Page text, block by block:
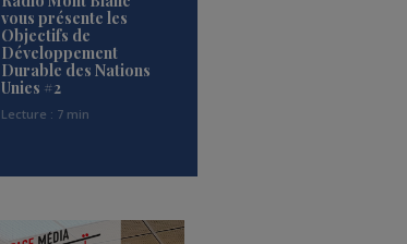
vous présente les
Objectifs de
Développement
Durable des Nations
Unies #2
Lecture : 7 min